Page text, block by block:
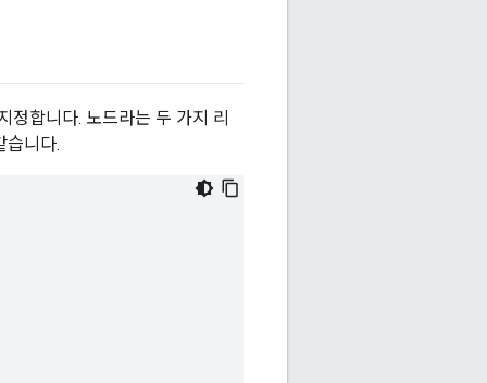
합니다. 노드라는 두 가지 리
습니다.